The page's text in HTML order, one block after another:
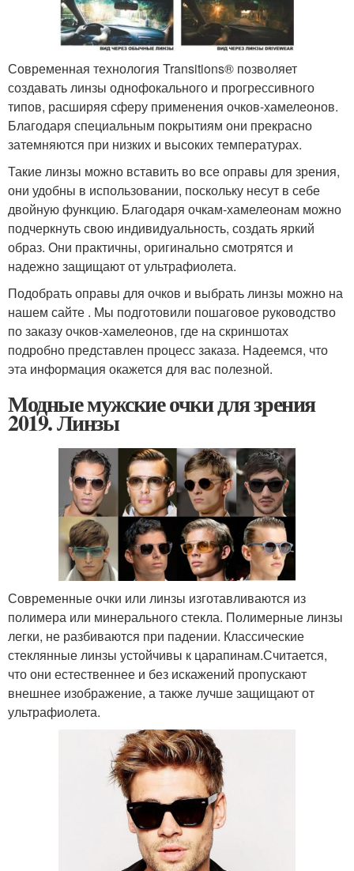
Современная технология Transitions® позволяет
создавать линзы однофокального и прогрессивного
типов, расширяя сферу применения очков-хамелеонов.
Благодаря специальным покрытиям они прекрасно
затемняются при низких и высоких температурах.
Такие линзы можно вставить во все оправы для зрения,
они удобны в использовании, поскольку несут в себе
двойную функцию. Благодаря очкам-хамелеонам можно
подчеркнуть свою индивидуальность, создать яркий
образ. Они практичны, оригинально смотрятся и
надежно защищают от ультрафиолета.
Подобрать оправы для очков и выбрать линзы можно на
нашем сайте . Мы подготовили пошаговое руководство
по заказу очков-хамелеонов, где на скриншотах
подробно представлен процесс заказа. Надеемся, что
эта информация окажется для вас полезной.
Модные мужские очки для зрения
2019. Линзы
Современные очки или линзы изготавливаются из
полимера или минерального стекла. Полимерные линзы
легки, не разбиваются при падении. Классические
стеклянные линзы устойчивы к царапинам.Считается,
что они естественнее и без искажений пропускают
внешнее изображение, а также лучше защищают от
ультрафиолета.